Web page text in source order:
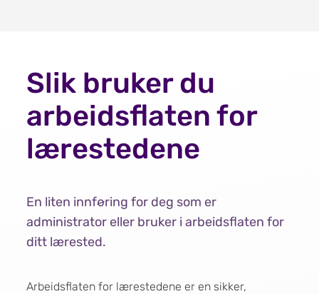
Slik bruker du
arbeidsflaten for
lærestedene
En liten innføring for deg som er
administrator eller bruker i arbeidsflaten for
ditt lærested.
Arbeidsflaten for lærestedene er en sikker,